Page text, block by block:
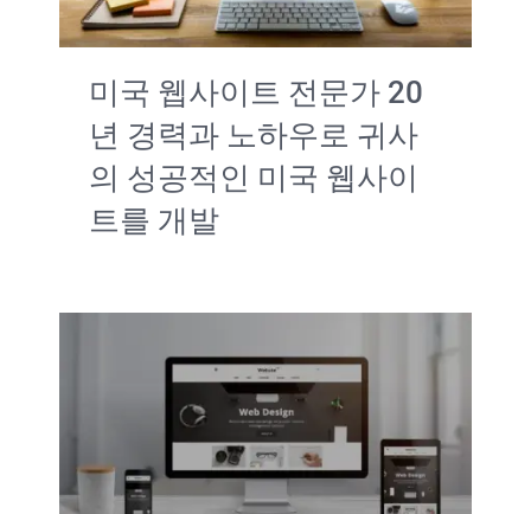
중소기업 미국진출
문의하기미국 웹사이트 전문가 20
년 경력과 노하우로 귀사
의 성공적인 미국 웹사이
트를 개발